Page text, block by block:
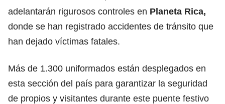
adelantarán rigurosos controles en Planeta Rica,
donde se han registrado accidentes de tránsito que
han dejado víctimas fatales.
Más de 1.300 uniformados están desplegados en
esta sección del país para garantizar la seguridad
de propios y visitantes durante este puente festivo